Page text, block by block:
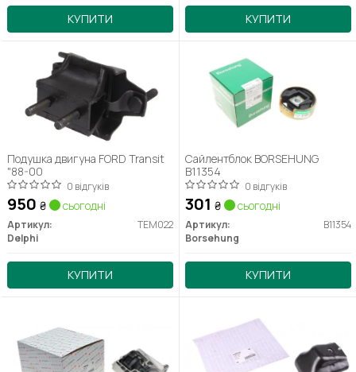
КУПИТИ КУПИТИ
Подушка двигуна FORD Transit
"88-00
0 відгуків
950 ₴ сьогодні
Артикул:
TEM022
Delphi
КУПИТИ
Сайлентблок BORSEHUNG
B11354
0 відгуків
301 ₴ сьогодні
Артикул:
B11354
Borsehung
КУПИТИ